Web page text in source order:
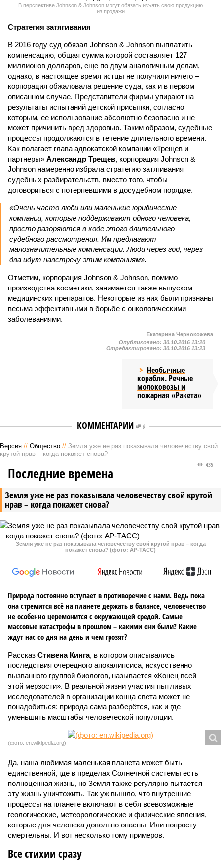
В перспективе Johnson & Johnson могут обязать изъять свою продукцию
из продажи
Стратегия затягивания
В 2016 году суд обязал Johnson & Johnson выплатить
компенсацию, общая сумма которой составляет 127
миллионов долларов, еще по двум аналогичным делам,
однако, в настоящее время истцы не получили ничего –
корпорация обжаловала решение суда, как и в первом
описанном случае. Представители фирмы упирают на
результаты испытаний детской присыпки, согласно
которым, ее использование абсолютно безопасно и не
может причинить вред здоровью. Таким образом, судебные
процессы продолжаются в течение длительного времени.
Как полагает глава адвокатской компании «Трещев и
партнеры» Александр Трещев, корпорация Johnson &
Johnson намеренно избрала стратегию затягивания
судебных разбирательств, вместо того, чтобы
договориться с потерпевшими в досудебном порядке.
«Очень часто люди или маленькие юридические
компании, которые поддерживают одного человека,
просто разоряются в ходе этого длительного
судебного рассмотрения. Им предлагают
малозначительные компенсации. Люди через год, через
два идут навстречу этим компаниям».
Отметим, корпорация Johnson & Johnson, помимо
производства косметики, занимается также выпуском
медицинских препаратов. Некоторые из них были признаны
весьма эффективными в борьбе с онкологическими
заболеваниями.
Екатерина Чернокожева
Опубликовано: 30.10.2016 13:20
Отредактировано: 30.10.2016 13:23
Необычные
корабли. Речные
молоковозы и
пожарная «Ракета»
КОММЕНТАРИИ 0
Версия // Общество // Земля уже не раз показывала человечеству свой
крутой нрав – когда покажет снова?
Земля уже не раз показывала человечеству свой крутой
нрав – когда покажет снова?
435
Последние времена
Земля уже не раз показывала человечеству свой крутой нрав – когда
покажет снова? (фото: АР-ТАСС)
Природа постоянно вступает в противоречие с нами. Ведь пока
она стремится всё на планете держать в балансе, человечество
не особенно церемонится с окружающей средой. Самые
массовые катастрофы в прошлом – какими они были? Какие
ждут нас со дня на день и чем грозят?
Рассказ Стивена Кинга, в котором описывались
последствия очередного апокалипсиса, искусственно
вызванного группой биологов, называется «Конец всей
этой мерзости». В реальной жизни участия пытливых
исследователей в организации конца света может не
понадобиться: природа сама разберётся, как и где
уменьшить масштабы человеческой популяции.
(фото: en.wikipedia.org)
Да, наша любимая маленькая планета может быть
единственной, где в пределах Солнечной системы есть
полноценная жизнь, но Земля также регулярно пытается
эту жизнь уничтожить. Так уж вышло, что внутренние
процессы на планете включают в себя всевозможные
геологические, метеорологические и физические явления,
которые для человека довольно опасны. Или попросту
смертельны. И вот несколько тому примеров.
Все стихии сразу